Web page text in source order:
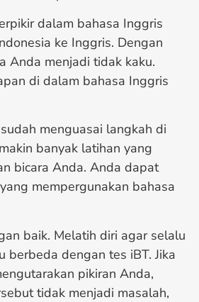
dalam bahasa Inggris
ke Inggris. Dengan
Anda menjadi tidak kaku.
di dalam bahasa Inggris
menguasai langkah di
banyak latihan yang
bicara Anda. Anda dapat
mempergunakan bahasa
baik. Melatih diri agar selalu
dengan tes iBT. Jika
pikiran Anda,
tidak menjadi masalah,